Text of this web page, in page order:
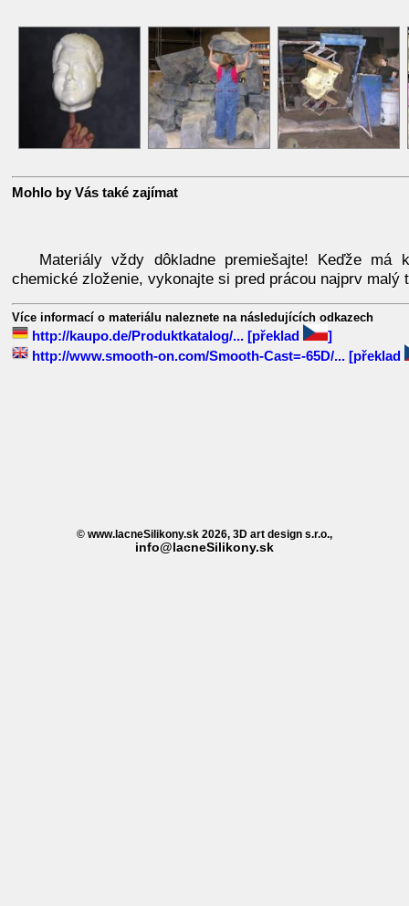
Mohlo by Vás také zajímat
Materiály vždy dôkladne premiešajte! Keďže má
chemické zloženie, vykonajte si pred prácou najprv malý
Více informací o materiálu naleznete na následujících odkazech
http://kaupo.de/Produktkatalog/... [překlad
]
http://www.smooth-on.com/Smooth-Cast=-65D/... [překlad
© www.lacneSilikony.sk 2026, 3D art design s.r.o.,
info@lacneSilikony.sk